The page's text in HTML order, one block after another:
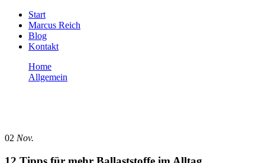
Start
Marcus Reich
Blog
Kontakt
Home
Allgemein
02 Nov.